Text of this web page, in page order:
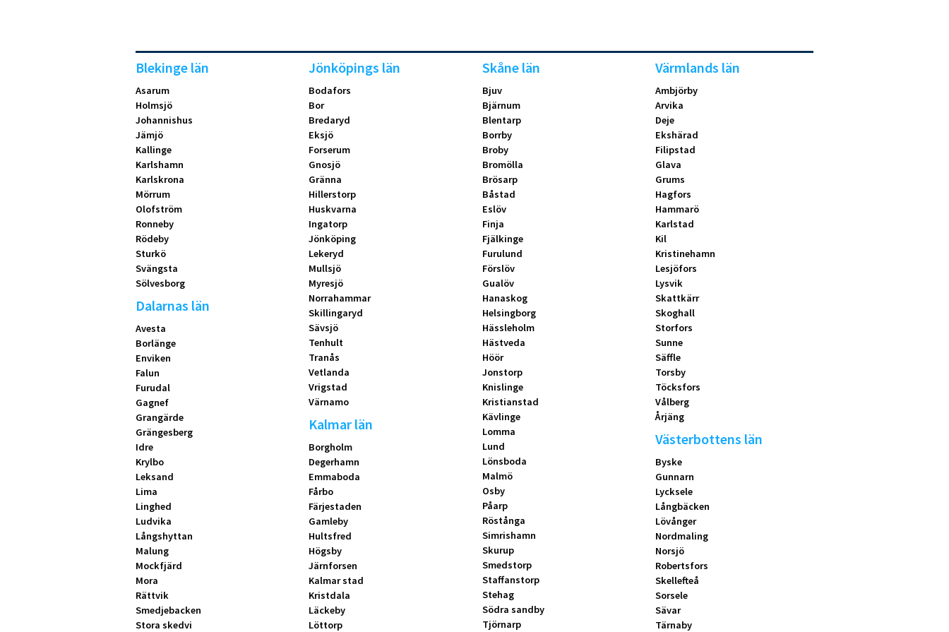
Blekinge län
Asarum
Holmsjö
Johannishus
Jämjö
Kallinge
Karlshamn
Karlskrona
Mörrum
Olofström
Ronneby
Rödeby
Sturkö
Svängsta
Sölvesborg
Dalarnas län
Avesta
Borlänge
Enviken
Falun
Furudal
Gagnef
Grangärde
Grängesberg
Idre
Krylbo
Leksand
Lima
Linghed
Ludvika
Långshyttan
Malung
Mockfjärd
Mora
Rättvik
Smedjebacken
Stora skedvi
Jönköpings län
Bodafors
Bor
Bredaryd
Eksjö
Forserum
Gnosjö
Gränna
Hillerstorp
Huskvarna
Ingatorp
Jönköping
Lekeryd
Mullsjö
Myresjö
Norrahammar
Skillingaryd
Sävsjö
Tenhult
Tranås
Vetlanda
Vrigstad
Värnamo
Kalmar län
Borgholm
Degerhamn
Emmaboda
Fårbo
Färjestaden
Gamleby
Hultsfred
Högsby
Järnforsen
Kalmar stad
Kristdala
Läckeby
Löttorp
Skåne län
Bjuv
Bjärnum
Blentarp
Borrby
Broby
Bromölla
Brösarp
Båstad
Eslöv
Finja
Fjälkinge
Furulund
Förslöv
Gualöv
Hanaskog
Helsingborg
Hässleholm
Hästveda
Höör
Jonstorp
Knislinge
Kristianstad
Kävlinge
Lomma
Lund
Lönsboda
Malmö
Osby
Påarp
Röstånga
Simrishamn
Skurup
Smedstorp
Staffanstorp
Stehag
Södra sandby
Tjörnarp
Värmlands län
Ambjörby
Arvika
Deje
Ekshärad
Filipstad
Glava
Grums
Hagfors
Hammarö
Karlstad
Kil
Kristinehamn
Lesjöfors
Lysvik
Skattkärr
Skoghall
Storfors
Sunne
Säffle
Torsby
Töcksfors
Vålberg
Årjäng
Västerbottens län
Byske
Gunnarn
Lycksele
Långbäcken
Lövånger
Nordmaling
Norsjö
Robertsfors
Skellefteå
Sorsele
Sävar
Tärnaby